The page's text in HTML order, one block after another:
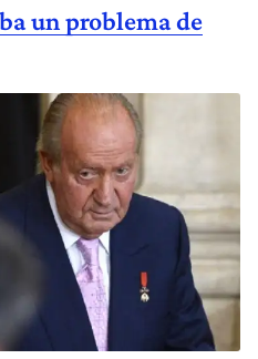
un problema de